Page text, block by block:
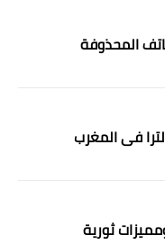
المحذوفة